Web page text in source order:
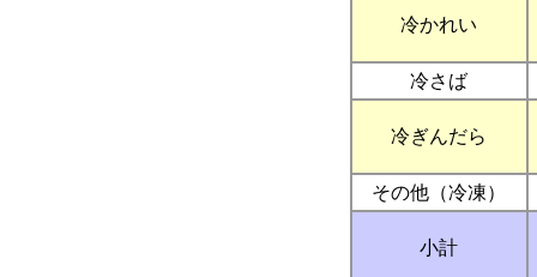
冷かれい
冷さば
冷ぎんだら
その他（冷凍）
小計